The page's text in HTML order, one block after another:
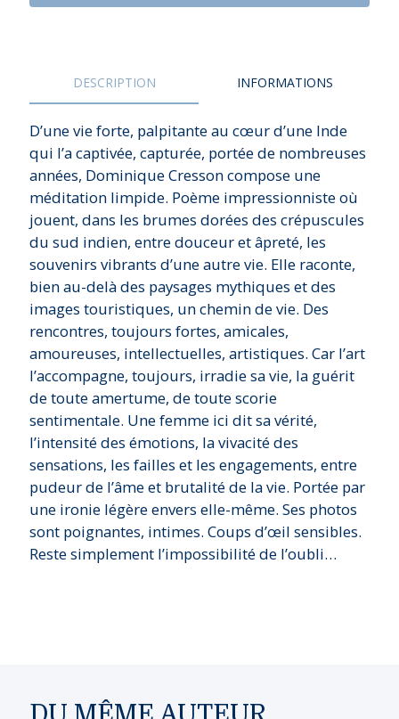
DESCRIPTION INFORMATIONS
D’une vie forte, palpitante au cœur d’une Inde
qui l’a captivée, capturée, portée de nombreuses
années, Dominique Cresson compose une
méditation limpide. Poème impressionniste où
jouent, dans les brumes dorées des crépuscules
du sud indien, entre douceur et âpreté, les
souvenirs vibrants d’une autre vie. Elle raconte,
bien au-delà des paysages mythiques et des
images touristiques, un chemin de vie. Des
rencontres, toujours fortes, amicales,
amoureuses, intellectuelles, artistiques. Car l’art
l’accompagne, toujours, irradie sa vie, la guérit
de toute amertume, de toute scorie
sentimentale. Une femme ici dit sa vérité,
l’intensité des émotions, la vivacité des
sensations, les failles et les engagements, entre
pudeur de l’âme et brutalité de la vie. Portée par
une ironie légère envers elle-même. Ses photos
sont poignantes, intimes. Coups d’œil sensibles.
Reste simplement l’impossibilité de l’oubli…